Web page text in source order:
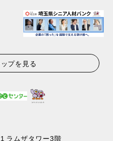
プを見る
ラムザタワー3階